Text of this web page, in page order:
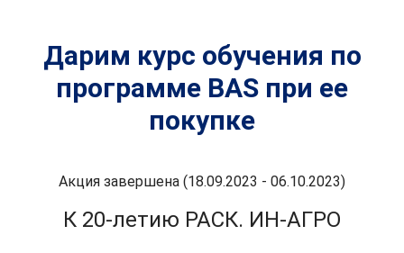
Дарим курс обучения по
программе BAS при ее
покупке
Акция завершена (18.09.2023 - 06.10.2023)
К 20-летию РАСК. ИН-АГРО